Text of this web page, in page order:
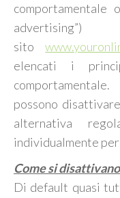
comportamentale
sito
elencati i
possono
alternativa
individualmente
Come si
Di default quasi